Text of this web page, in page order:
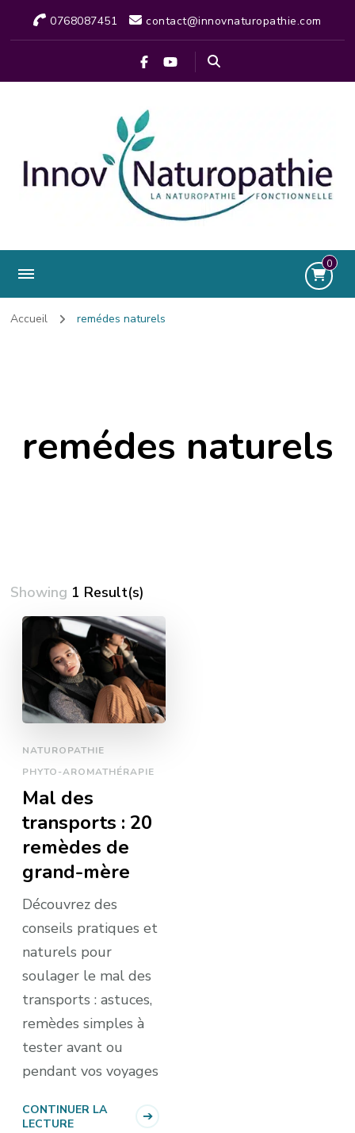
0768087451 contact@innovnaturopathie.com
0
Accueil remédes naturels
remédes naturels
Showing 1 Result(s)
NATUROPATHIE
PHYTO-AROMATHÉRAPIE
Mal des
transports : 20
remèdes de
grand-mère
Découvrez des
conseils pratiques et
naturels pour
soulager le mal des
transports : astuces,
remèdes simples à
tester avant ou
pendant vos voyages
CONTINUER LA
LECTURE